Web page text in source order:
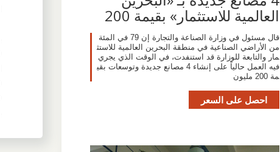
العالمية للاستثمار» بقيمة 200
قال مسئول في وزارة الصناعة والتجارة إن 79 في المئة
من الأراضي الصناعية في منطقة البحرين العالمية للاستث
مار والتابعة للوزارة قد استنفدت، في الوقت الذي يجري
فيه العمل حالياً على إنشاء 4 مصانع جديدة وتوسعات بقي
مة 200 مليون
احصل على السعر